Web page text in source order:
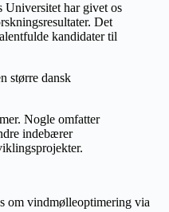
Universitet har givet os
Det
kandidater til
større dansk
Nogle omfatter
indebærer
om vindmølleoptimering via